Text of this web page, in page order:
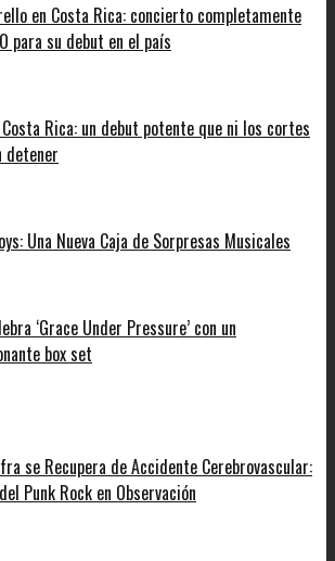
en Costa Rica: concierto completamente
para su debut en el país
Costa Rica: un debut potente que ni los cortes
detener
Una Nueva Caja de Sorpresas Musicales
‘Grace Under Pressure’ con un
box set
se Recupera de Accidente Cerebrovascular:
Punk Rock en Observación